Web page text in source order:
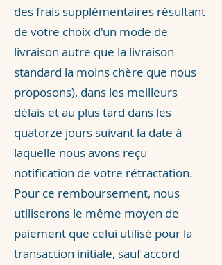
des frais supplémentaires résultant
de votre choix d'un mode de
livraison autre que la livraison
standard la moins chère que nous
proposons), dans les meilleurs
délais et au plus tard dans les
quatorze jours suivant la date à
laquelle nous avons reçu
notification de votre rétractation.
Pour ce remboursement, nous
utiliserons le même moyen de
paiement que celui utilisé pour la
transaction initiale, sauf accord